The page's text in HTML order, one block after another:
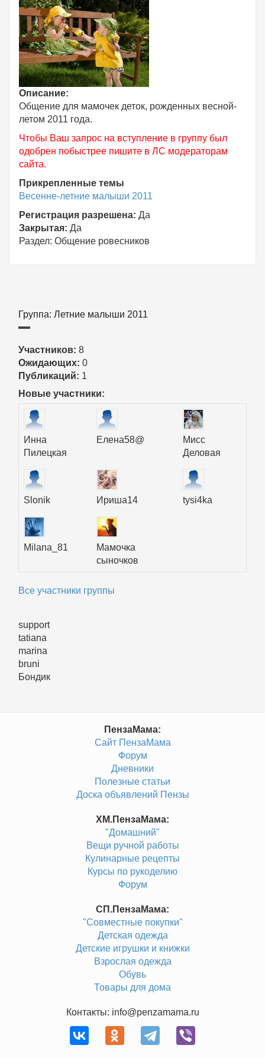
Описание:
Общение для мамочек деток, рожденных весной-
летом 2011 года.
Чтобы Ваш запрос на вступление в группу был
одобрен побыстрее пишите в ЛС модераторам
сайта.
Прикрепленные темы
Весенне-летние малыши 2011
Регистрация разрешена: Да
Закрытая: Да
Раздел: Общение ровесников
Группа: Летние малыши 2011
Участников: 8
Ожидающих: 0
Публикаций: 1
Новые участники:
Инна
Пилецкая
Елена58@
Мисс
Деловая
Slonik Ириша14 tysi4ka
Milana_81
Мамочка
сыночков
Все участники группы
support
tatiana
marina
bruni
Бондик
ПензаМама:
Сайт ПензаМама
Форум
Дневники
Полезные статьи
Доска объявлений Пензы
ХМ.ПензаМама:
"Домашний"
Вещи ручной работы
Кулинарные рецепты
Курсы по рукоделию
Форум
СП.ПензаМама:
"Совместные покупки"
Детская одежда
Детские игрушки и книжки
Взрослая одежда
Обувь
Товары для дома
Контакты: info@penzamama.ru